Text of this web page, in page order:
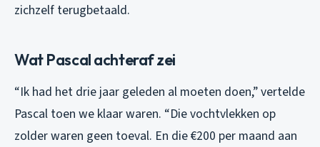
zichzelf terugbetaald.
Wat Pascal achteraf zei
“Ik had het drie jaar geleden al moeten doen,” vertelde
Pascal toen we klaar waren. “Die vochtvlekken op
zolder waren geen toeval. En die €200 per maand aan